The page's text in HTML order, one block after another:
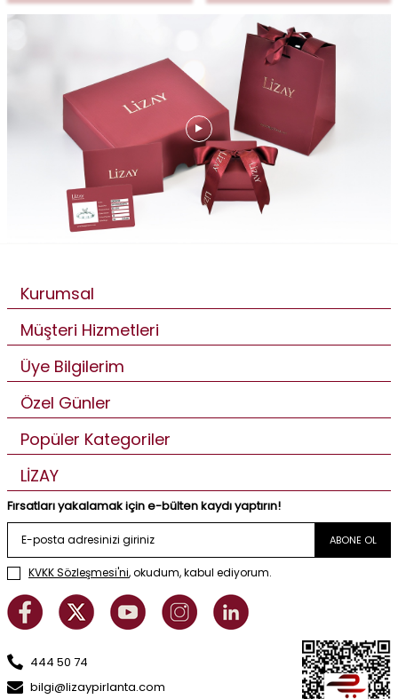
Kurumsal
Müşteri Hizmetleri
Üye Bilgilerim
Özel Günler
Popüler Kategoriler
LİZAY
Fırsatları yakalamak için e-bülten kaydı yaptırın!
ABONE OL
KVKK Sözleşmesi'ni, okudum, kabul ediyorum.
444 50 74
bilgi@lizaypirlanta.com